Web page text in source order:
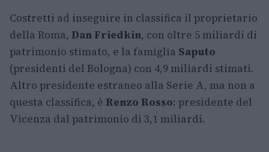
Costretti ad inseguire in classifica il proprietario
della Roma, Dan Friedkin, con oltre 5 miliardi di
patrimonio stimato, e la famiglia Saputo
(presidenti del Bologna) con 4,9 miliardi stimati.
Altro presidente estraneo alla Serie A, ma non a
questa classifica, è Renzo Rosso: presidente del
Vicenza dal patrimonio di 3,1 miliardi.